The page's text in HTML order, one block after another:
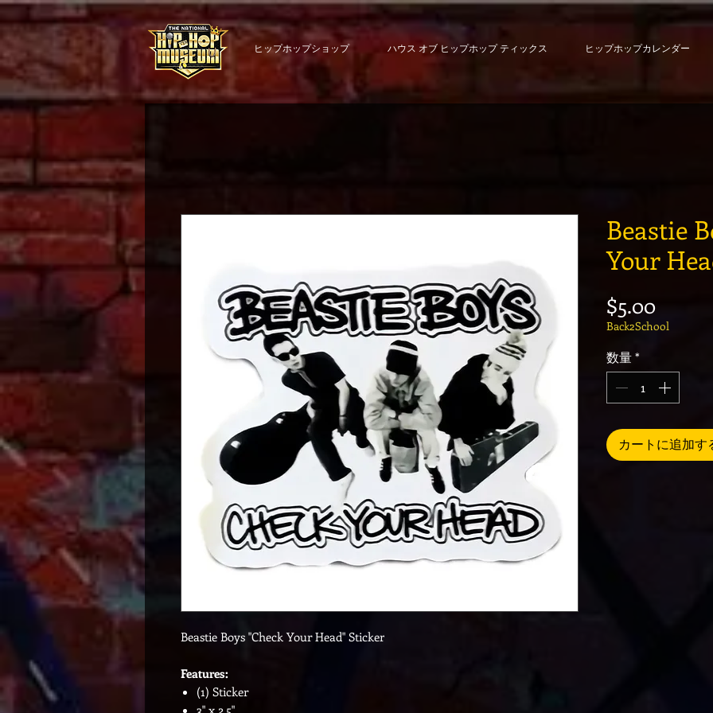
ヒップホップショップ ハウス オブ ヒップホップ ティックス ヒップホップカレンダー
Beastie Boys "Check Your Head" Sticker
Features:
(1) Sticker
3" x 2.5"
Beastie
Your
$5.00価格
Back2School
数量*
カートに追加す